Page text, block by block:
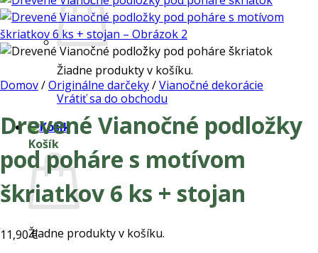
Žiadne produkty v košíku.
Vrátiť sa do obchodu
Košík
Žiadne produkty v košíku.
Domov/Originálne darčeky/Vianočné dekorácie
Drevené Vianočné podložky
pod poháre s motívom
škriatkov 6 ks + stojan
11,90€